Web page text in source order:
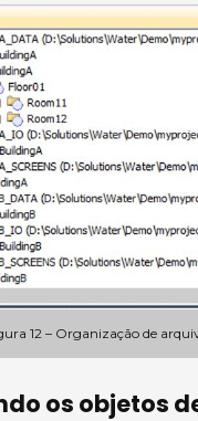
12 – Organização de
os objetos